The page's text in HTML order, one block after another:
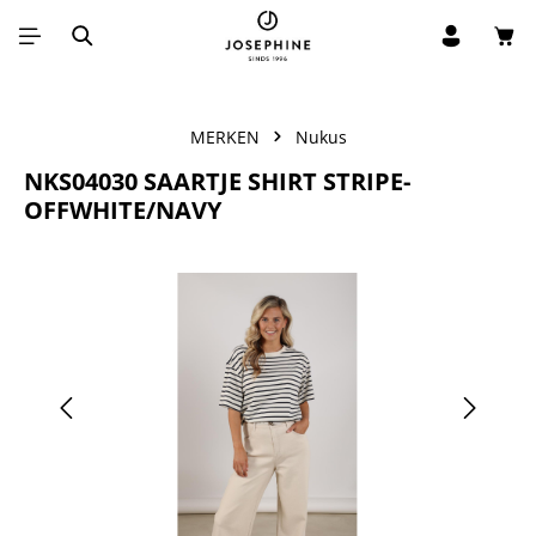
Ga naar de hoofdinhoud
MERKEN Nukus
NKS04030 SAARTJE SHIRT STRIPE-
OFFWHITE/NAVY